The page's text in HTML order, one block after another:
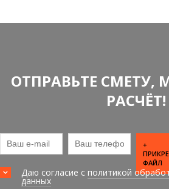
ОТПРАВЬТЕ СМЕТУ,
РАСЧЁТ!
+
ФАЙЛ
Даю согласие с политикой
данных